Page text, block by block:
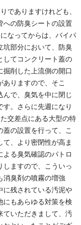
でありますけれども、
への防臭シートの設置
なってからは、バイパ
坑部分において、防臭
してコンクリート蓋の
削した上流側の開口
りますので、そこ
んで、臭気を中に閉じ
。さらに先週になり
交差点にある大型の特
の設置を行って、こ
、より密閉性が高ま
よる臭気確認のパトロ
しますので、こういっ
消臭剤の噴霧の増強
に残されている汚泥や
にもあらゆる対策を検
ていただきまして、汚